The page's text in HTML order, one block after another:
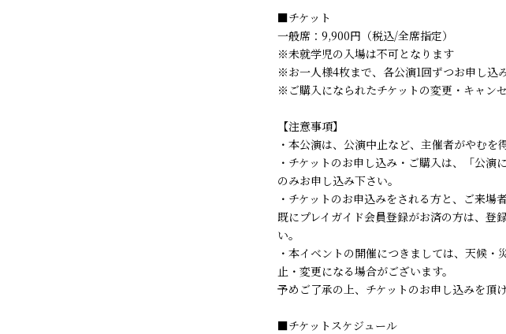
■チケット
一般席：9,900円（税込/全席指定）
※未就学児の入場は不可となります
※お一人様4枚まで、各公演1回ずつお申し込
※ご購入になられたチケットの変更・キャン
【注意事項】
・本公演は、公演中止など、主催者がやむを
・チケットのお申し込み・ご購入は、「公
のみお申し込み下さい。
・チケットのお申込みをされる方と、ご来場
既にプレイガイド会員登録がお済の方は、登
い。
・本イベントの開催につきましては、天候
止・変更になる場合がございます。
予めご了承の上、チケットのお申し込みを頂
■チケットスケジュール